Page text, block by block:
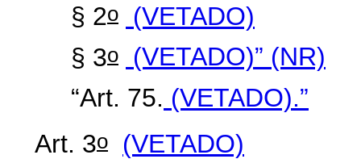
§ 2o
(VETADO)
§ 3o
(VETADO)” (NR)
“Art. 75. (VETADO).”
Art. 3o
(VETADO)